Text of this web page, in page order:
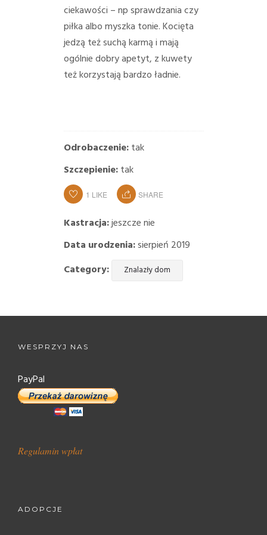
ciekawości – np sprawdzania czy
piłka albo myszka tonie.Kocięta
jedzą też suchą karmą i mają
ogólnie dobry apetyt, z kuwety
też korzystają bardzo ładnie.
Odrobaczenie:tak
Szczepienie:tak
1 LIKE SHARE
Kastracja:jeszcze nie
Data urodzenia:sierpień 2019
Category:
Znalazły dom
WESPRZYJ NAS
PayPal
Regulamin wpłat
ADOPCJE